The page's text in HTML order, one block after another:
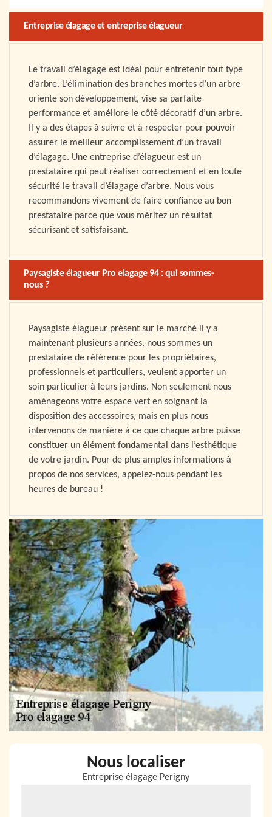
Entreprise élagage et entreprise élagueur
Le travail d’élagage est idéal pour entretenir tout type
d’arbre. L’élimination des branches mortes d’un arbre
oriente son développement, vise sa parfaite
performance et améliore le côté décoratif d’un arbre.
Il y a des étapes à suivre et à respecter pour pouvoir
assurer le meilleur accomplissement d’un travail
d’élagage. Une entreprise d’élagueur est un
prestataire qui peut réaliser correctement et en toute
sécurité le travail d’élagage d’arbre. Nous vous
recommandons vivement de faire confiance au bon
prestataire parce que vous méritez un résultat
sécurisant et satisfaisant.
Paysagiste élagueur Pro elagage 94 : qui sommes-
nous ?
Paysagiste élagueur présent sur le marché il y a
maintenant plusieurs années, nous sommes un
prestataire de référence pour les propriétaires,
professionnels et particuliers, veulent apporter un
soin particulier à leurs jardins. Non seulement nous
aménageons votre espace vert en soignant la
disposition des accessoires, mais en plus nous
intervenons de manière à ce que chaque arbre puisse
constituer un élément fondamental dans l’esthétique
de votre jardin. Pour de plus amples informations à
propos de nos services, appelez-nous pendant les
heures de bureau !
Nous localiser
Entreprise élagage Perigny